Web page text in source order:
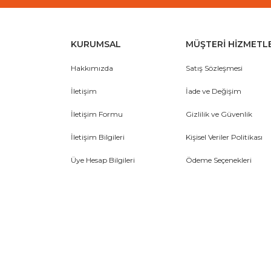
KURUMSAL
Hakkımızda
İletişim
İletişim Formu
İletişim Bilgileri
Üye Hesap Bilgileri
MÜŞTERİ
Satış Sözleşmesi
İade ve Değişim
Gizlilik ve Güvenlik
Kişisel Veriler Politikası
Ödeme Seçenekleri